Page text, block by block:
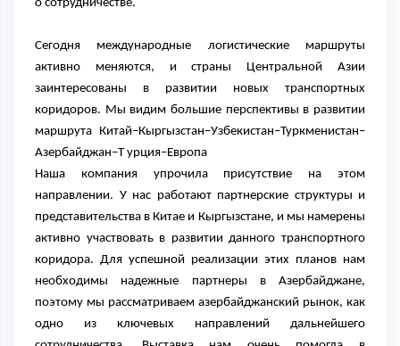
о сотрудничестве.
Сегодня международные логистические маршруты
активно меняются, и страны Центральной Азии
заинтересованы в развитии новых транспортных
коридоров. Мы видим большие перспективы в развитии
маршрута Китай–Кыргызстан–Узбекистан–Туркменистан–
Азербайджан–Т урция–Европа
Наша компания упрочила присутствие на этом
направлении. У нас работают партнерские структуры и
представительства в Китае и Кыргызстане, и мы намерены
активно участвовать в развитии данного транспортного
коридора. Для успешной реализации этих планов нам
необходимы надежные партнеры в Азербайджане,
поэтому мы рассматриваем азербайджанский рынок, как
одно из ключевых направлений дальнейшего